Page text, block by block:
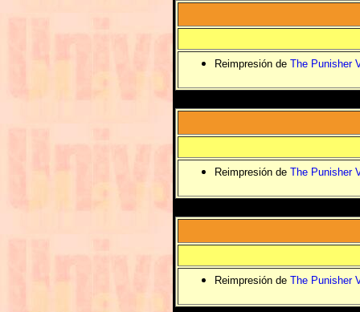
Reimpresión de The Punisher
Reimpresión de The Punisher
Reimpresión de The Punisher